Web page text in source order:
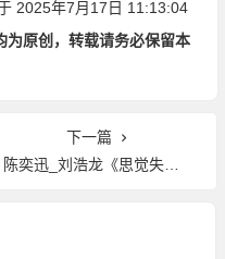
2025年7月17日 11:13:04
为原创，转载请务必保留本
下一篇
陈奕迅_刘浩龙《思觉失调》吉他谱G调吉他弹唱谱